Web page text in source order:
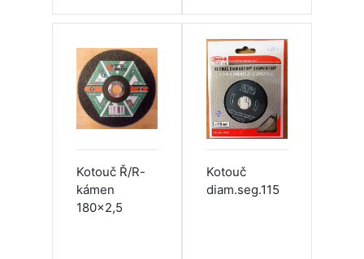
Kotouč Ř/R-
kámen
180x2,5
Kotouč
diam.seg.115